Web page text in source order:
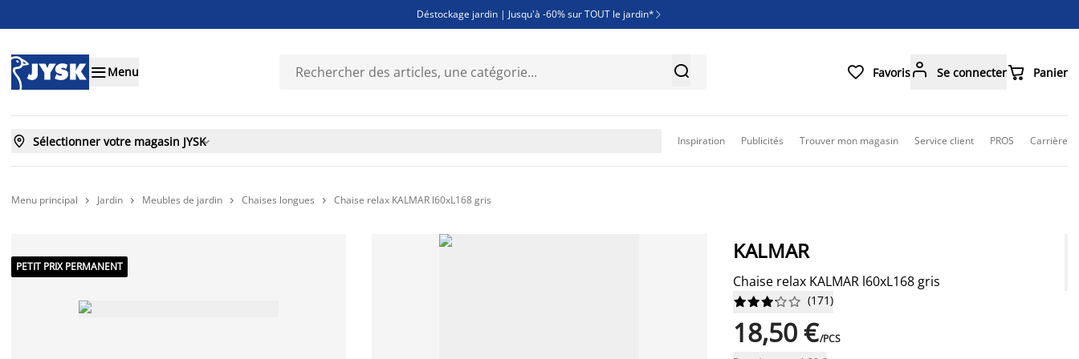
Déstockage jardin | Jusqu'à -60% sur TOUT le jardin* 
Découvrez les nouveautés de la collection
Menu   Favoris Se connecter Panier
 Sélectionner votre magasin JYSK Inspiration Publicités Trouver mon magasin Service client PROS Carrière
Menu principal  Jardin  Meubles de jardin  Chaises longues  Chaise relax KALMAR l60xL168 gris
PETIT PRIX PERMANENT
KALMAR
Chaise relax KALMAR l60xL168 gris





 (171)
18,50 €/PCS